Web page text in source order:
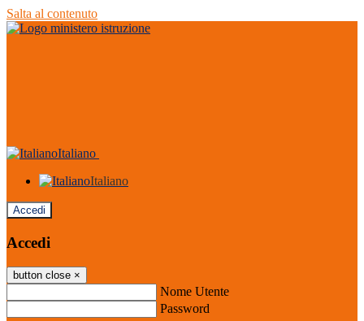
Salta al contenuto
Italiano
Italiano
Accedi
Accedi
button close ×
Nome Utente
Password